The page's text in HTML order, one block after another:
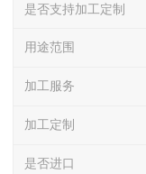
是否支持加工定制
用途范围
加工服务
加工定制
是否进口